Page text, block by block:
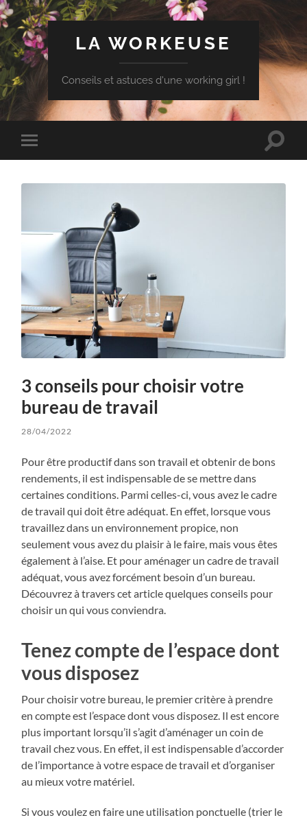
LA WORKEUSE
Conseils et astuces d'une working girl !
Toggle
mobile
Toggle
3 conseils pour choisir votre
bureau de travail
28/04/2022
Pour être productif dans son travail et obtenir de bons
rendements, il est indispensable de se mettre dans
certaines conditions. Parmi celles-ci, vous avez le cadre
de travail qui doit être adéquat. En effet, lorsque vous
travaillez dans un environnement propice, non
seulement vous avez du plaisir à le faire, mais vous êtes
également à l’aise. Et pour aménager un cadre de travail
adéquat, vous avez forcément besoin d’un bureau.
Découvrez à travers cet article quelques conseils pour
choisir un qui vous conviendra.
Tenez compte de l’espace dont
vous disposez
Pour choisir votre bureau, le premier critère à prendre
en compte est l’espace dont vous disposez. Il est encore
plus important lorsqu’il s’agit d’aménager un coin de
travail chez vous. En effet, il est indispensable d’accorder
de l’importance à votre espace de travail et d’organiser
au mieux votre matériel.
Si vous voulez en faire une utilisation ponctuelle (trier le